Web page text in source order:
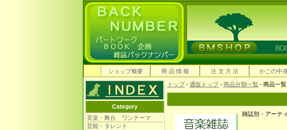
ショップ概要
商 品 情 報 注 文 方 法 かごの中
Category
音楽・舞台 ワンテーマ
芸能・タレント
トップ- 通販トップ- 商品分類一覧 - 商品一
雑誌別・アーテ